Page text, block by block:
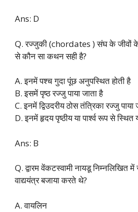
Ans: D
Q. रज्जुकी (chordates ) संघ के जीवों
से कौन सा कथन सही है?
A. इनमें पश्च गुदा पूंछ अनुपस्थित होती है
B. इसमें पृष्ठ रज्जु पाया जाता है
C. इनमें द्विउदरीय ठोस तंत्रिका रज्जु पाया
D. इनमें हृदय पृष्ठीय या पार्श्व रूप से स्थित
Ans: B
Q. द्वारम वेंकटस्वामी नायडू निम्नलिखित
वाद्ययंत्र बजाया करते थे?
A. वायलिन